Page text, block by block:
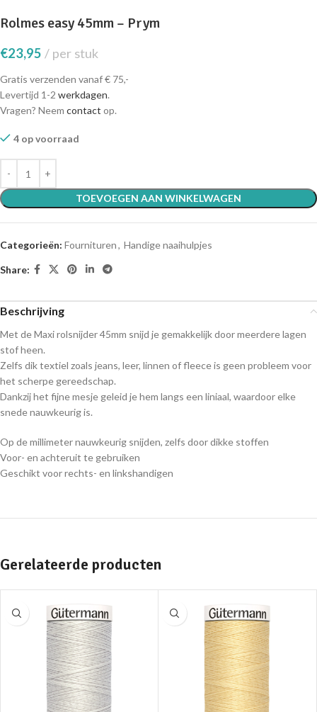
Rolmes easy 45mm – Prym
€23,95 per stuk
Gratis verzenden vanaf € 75,-
Levertijd 1-2 werkdagen.
Vragen? Neem contact op.
4 op voorraad
TOEVOEGEN AAN WINKELWAGEN
Categorieën: Fournituren, Handige naaihulpjes
Share:
Beschrijving
Met de Maxi rolsnijder 45mm snijd je gemakkelijk door meerdere lagen
stof heen.
Zelfs dik textiel zoals jeans, leer, linnen of fleece is geen probleem voor
het scherpe gereedschap.
Dankzij het fijne mesje geleid je hem langs een liniaal, waardoor elke
snede nauwkeurig is.
Op de millimeter nauwkeurig snijden, zelfs door dikke stoffen
Voor- en achteruit te gebruiken
Geschikt voor rechts- en linkshandigen
Gerelateerde producten